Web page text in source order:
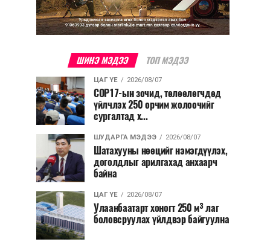
ШИНЭ МЭДЭЭ ТОП МЭДЭЭ
ЦАГ ҮЕ 2026/08/07
COP17-ын зочид, төлөөлөгчдөд
үйлчлэх 250 орчим жолоочийг
сургалтад х...
ШУДАРГА МЭДЭЭ 2026/08/07
Шатахууны нөөцийг нэмэгдүүлэх,
доголдлыг арилгахад анхаарч
байна
ЦАГ ҮЕ 2026/08/07
Улаанбаатарт хоногт 250 м³ лаг
боловсруулах үйлдвэр байгуулна